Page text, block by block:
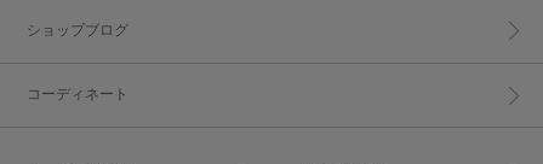
ショップブログ
コーディネート